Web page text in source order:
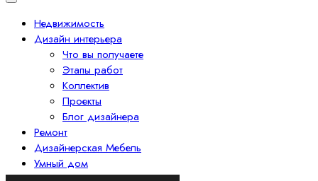
Недвижимость
Дизайн интерьера
Что вы получаете
Этапы работ
Коллектив
Проекты
Блог дизайнера
Ремонт
Дизайнерская Мебель
Умный дом